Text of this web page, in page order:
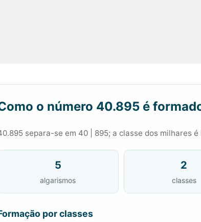
o número 40.895 é
separa-se em 40 | 895; a classe dos milhares
5
algarismos
2
classes
por classes